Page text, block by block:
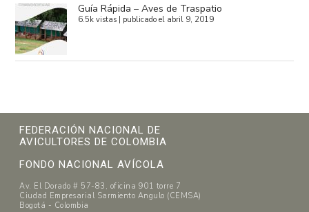
Guía Rápida – Aves de Traspatio
6.5k vistas publicado el abril 9, 2019
FEDERACIÓN NACIONAL DE
AVICULTORES DE COLOMBIA
FONDO NACIONAL AVÍCOLA
Av. El Dorado # 57-83, oficina 901 torre 7
Ciudad Empresarial Sarmiento Angulo (CEMSA)
Bogotá - Colombia